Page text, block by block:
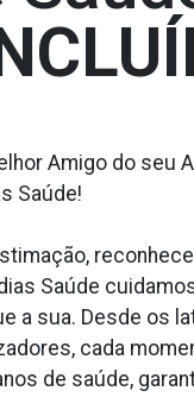
Amigo do seu
Saúde!
Saúde
a sua. Desde os
cada
de saúde,